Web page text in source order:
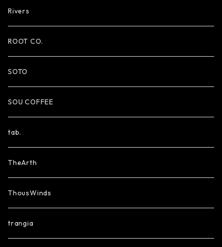
Rivers
ROOT CO.
SOTO
SOU COFFEE
tab.
TheArth
ThousWinds
trangia